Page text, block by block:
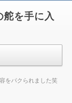
を手に入
をパクられました笑